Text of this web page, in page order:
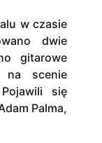
w czasie
dwie
gitarowe
na scenie
się
Palma,